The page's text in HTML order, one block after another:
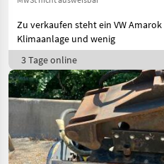
Zu verkaufen steht ein VW
Klimaanlage und wenig
3 Tage online